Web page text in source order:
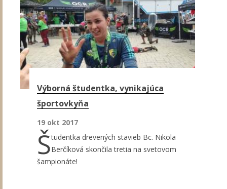
Výborná študentka, vynikajúca
športovkyňa
19 okt 2017
Študentka drevených stavieb Bc. Nikola
Berčíková skončila tretia na svetovom
šampionáte!